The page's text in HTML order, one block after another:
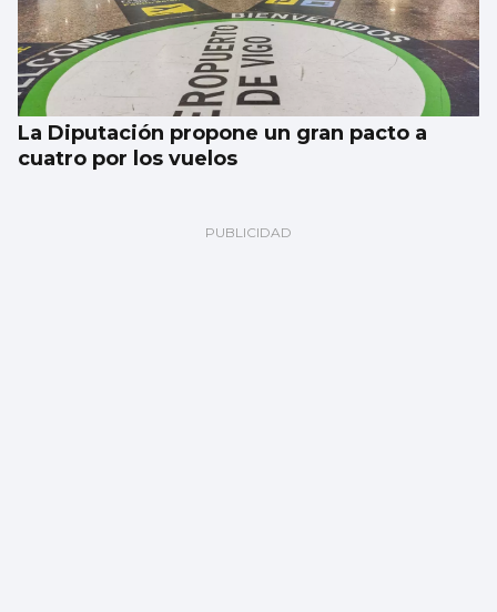
La Diputación propone un gran pacto a
cuatro por los vuelos